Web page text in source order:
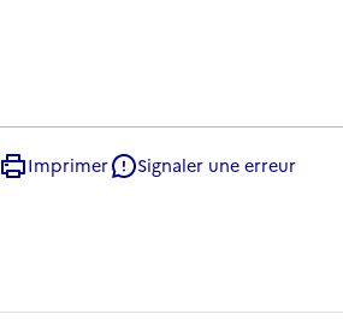
Imprimer Signaler une erreur